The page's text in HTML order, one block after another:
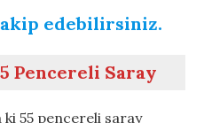
edebilirsiniz.
Pencereli Saray
ki 55 pencereli saray